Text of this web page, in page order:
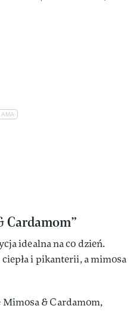
Cardamom”
idealna na co dzień.
i pikanterii, a mimosa